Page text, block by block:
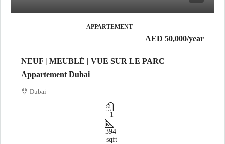
APPARTEMENT
AED 50,000/year
NEUF | MEUBLÉ | VUE SUR LE PARC
Appartement Dubai
Dubai
1
394
sqft